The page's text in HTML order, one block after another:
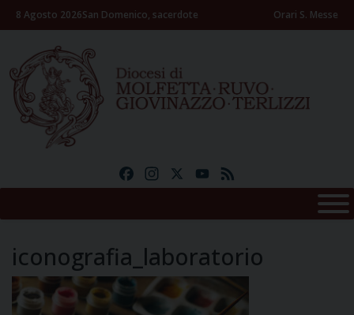
Skip8 Agosto 2026San Domenico, sacerdote Orari S. Messe
FacebookInstagramYouTube
iconografia_laboratorio